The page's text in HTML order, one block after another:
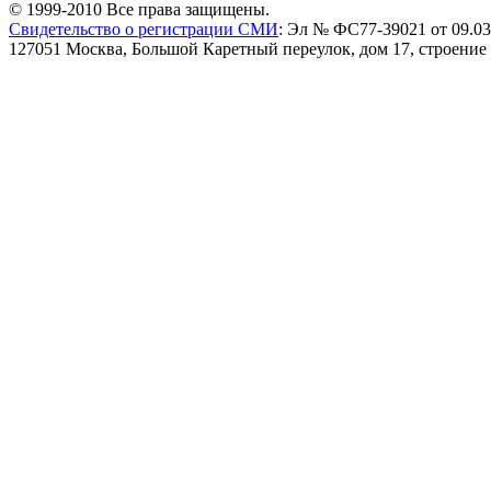
© 1999-2010 Все права защищены.
Свидетельство о регистрации СМИ: Эл № ФС77-39021 от
127051 Москва, Большой Каретный переулок, дом 17, строение